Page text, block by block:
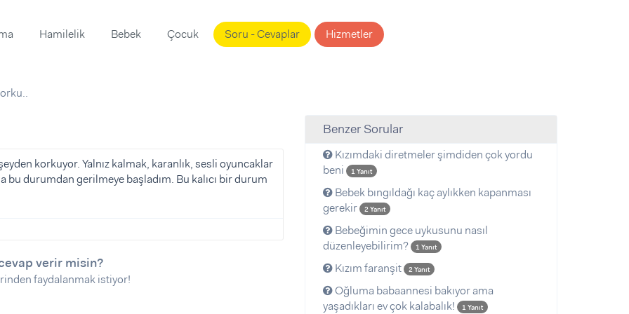
Hamilelik Bebek Çocuk Soru - Cevaplar Hizmetler
korkuyor. Yalnız kalmak, karanlık, sesli oyuncaklar
durumdan gerilmeye başladım. Bu kalıcı bir durum
verir misin?
faydalanmak istiyor!
Benzer Sorular
Kızımdaki diretmeler şimdiden çok yordu
beni
1 Yanıt
Bebek bıngıldağı kaç aylıkken kapanması
gerekir
2 Yanıt
Bebeğimin gece uykusunu nasıl
düzenleyebilirim?
1 Yanıt
Kızım faranşit 2 Yanıt
Oğluma babaannesi bakıyor ama
yaşadıkları ev çok kalabalık!
1 Yanıt